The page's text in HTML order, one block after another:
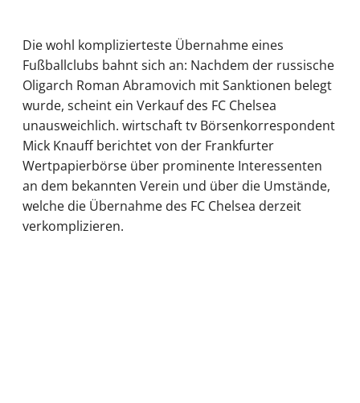
Die wohl komplizierteste Übernahme eines
Fußballclubs bahnt sich an: Nachdem der russische
Oligarch Roman Abramovich mit Sanktionen belegt
wurde, scheint ein Verkauf des FC Chelsea
unausweichlich. wirtschaft tv Börsenkorrespondent
Mick Knauff berichtet von der Frankfurter
Wertpapierbörse über prominente Interessenten
an dem bekannten Verein und über die Umstände,
welche die Übernahme des FC Chelsea derzeit
verkomplizieren.